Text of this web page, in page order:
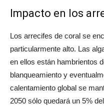
Impacto en los
Los arrecifes de coral se
particularmente alto. Las
en ellos están hambrientos
blanqueamiento y
calentamiento global se
2050 sólo quedará un 5%